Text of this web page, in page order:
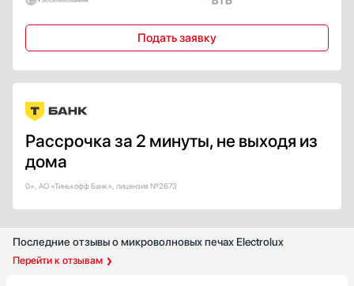
Равномерное распределение микроволн
Есть
Есть
Функция памяти
Да
Великобритания
Германия
Подать заявку
Рассрочка за 2 минуты, не выходя из
дома
0+, АО «Тинькофф Банк», лицензия №2673
Последние отзывы о микроволновых печах Electrolux
Перейти к отзывам